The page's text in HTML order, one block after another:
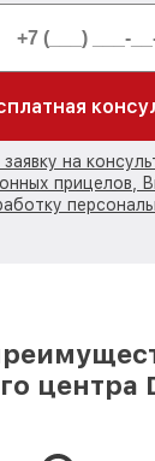
на
прицелов,
центра